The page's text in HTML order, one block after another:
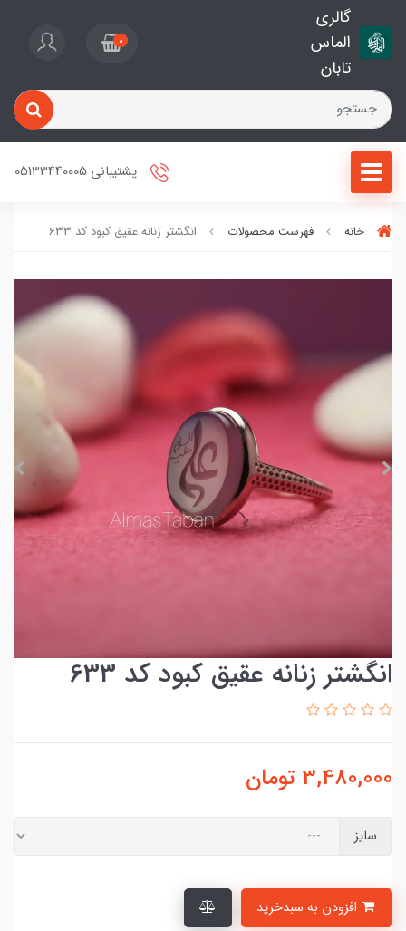
گالری
الماس
تابان
0
پشتیبانی 05133440005
خانه فهرست محصولات انگشتر زنانه عقیق کبود کد 633
انگشتر زنانه عقیق کبود کد 633
3,480,000 تومان
سایز